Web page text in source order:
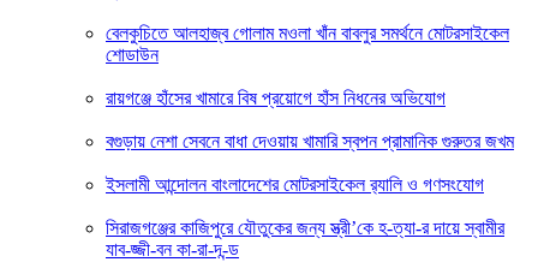
বেলকুচিতে আলহাজ্ব গোলাম মওলা খাঁন বাবলুর সমর্থনে মোটরসাইকেল
শোডাউন
রায়গঞ্জে হাঁসের খামারে বিষ প্রয়োগে হাঁস নিধনের অভিযোগ
বগুড়ায় নেশা সেবনে বাধা দেওয়ায় খামারি স্বপন প্রামানিক গুরুতর জখম
ইসলামী আন্দোলন বাংলাদেশের মোটরসাইকেল র‍্যালি ও গণসংযোগ
সিরাজগঞ্জের কাজিপুরে যৌতুকের জন্য স্ত্রী’কে হ-ত্যা-র দায়ে স্বামীর
যাব-জ্জী-বন কা-রা-দ-ন্ড